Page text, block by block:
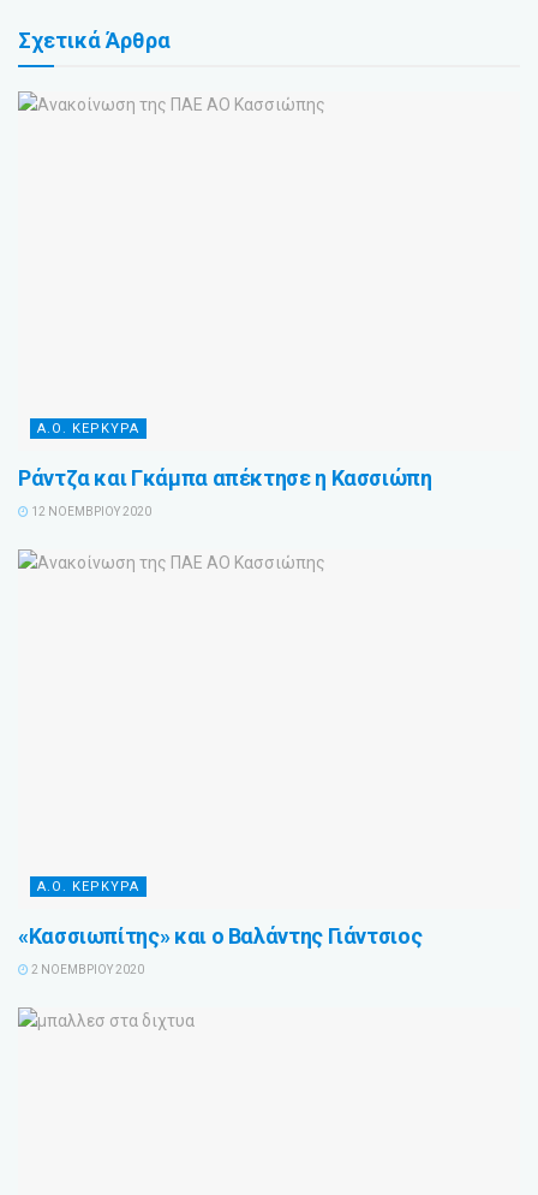
ΣχετικάΆρθρα
Α.Ο. ΚΕΡΚΥΡΑ
Ράντζα και Γκάμπα απέκτησε η Κασσιώπη
12 ΝΟΕΜΒΡΊΟΥ 2020
Α.Ο. ΚΕΡΚΥΡΑ
«Κασσιωπίτης» και ο Βαλάντης Γιάντσιος
2 ΝΟΕΜΒΡΊΟΥ 2020